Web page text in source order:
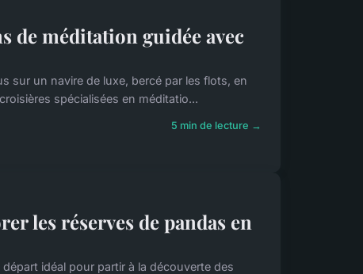
de méditation guidée avec
sur un navire de luxe, bercé par les flots, en
spécialisées en méditatio...
5 min de lecture →
les réserves de pandas en
idéal pour partir à la découverte des